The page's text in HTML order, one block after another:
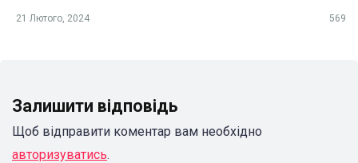
21 Лютого, 2024 569
Залишити відповідь
Щоб відправити коментар вам необхідно
авторизуватись.